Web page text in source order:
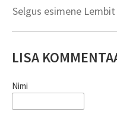
Selgus esimene
LISA
Nimi